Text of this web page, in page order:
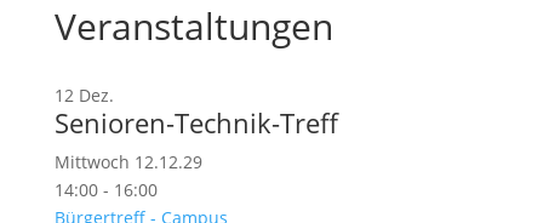
Veranstaltungen
12 Dez.
Senioren-Technik-Treff
Mittwoch 12.12.29
14:00 - 16:00
Bürgertreff - Campus